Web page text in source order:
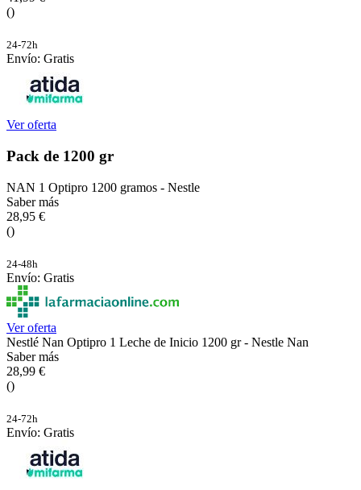
()
24-72h
Envío: Gratis
Ver oferta
Pack de 1200 gr
NAN 1 Optipro 1200 gramos - Nestle
Saber más
28,95 €
()
24-48h
Envío: Gratis
Ver oferta
Nestlé Nan Optipro 1 Leche de Inicio 1200 gr - Nestle Nan
Saber más
28,99 €
()
24-72h
Envío: Gratis